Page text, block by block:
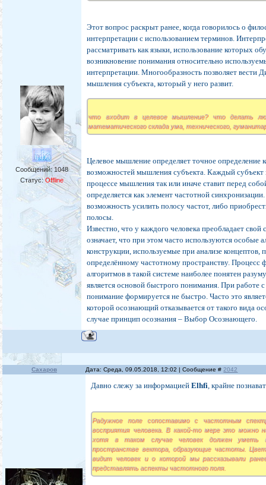
Сообщений: 1048
Статус:Offline
Этот вопрос раскрыт ранее, когда говорилось о
интерпретации с использованием терминов.
рассматривать как языки, использование которых
возникновение понимания относительно
интерпретации. Многообразность позволяет вести
мышления субъекта, который у него развит.
что входит в целевое мышление? что делать
математического склада ума, технического,
Целевое мышление определяет точное определение
возможностей мышления субъекта. Каждый субъект
процессе мышления так или иначе ставит перед
определяется как элемент частотной
возможность усилить полосу частот, либо
полосы.
Известно, что у каждого человека преобладает свой
означает, что при этом часто используются особые
конструкции, используемые при анализе
определённому частотному пространству. Процесс
алгоритмов в такой системе наиболее понятен
является основой быстрого понимания. При работе
понимание формируется не быстро. Часто это
которой осознающий отказывается от такого вида
случае принцип осознания – Выбор Осознающего.
Сахаров Дата: Среда, 09.05.2018, 12:02 | Сообщение #2042
Давно слежу за информациейElhfi, крайне
Радужное поле сопоставимо с частотным
восприятия человека. В какой-то мере это можно
хотя в таком случае человек должен уметь
пространстве вектора, образующие частоты.
видит человек и о которой мы рассказывали
представлять аспекты частотного поля.